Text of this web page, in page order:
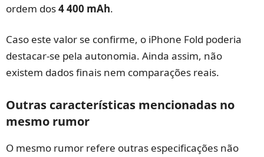
ordem dos4 400 mAh.
Caso este valor se confirme, o iPhone Fold poderia
destacar-se pela autonomia. Ainda assim, não
existem dados finais nem comparações reais.
Outras características mencionadas no
mesmo rumor
O mesmo rumor refere outras especificações não